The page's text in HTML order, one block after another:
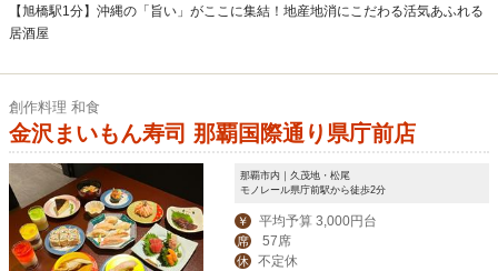
【旭橋駅1分】沖縄の「旨い」がここに集結！地産地消にこだわる活気あふれる
居酒屋
創作料理 和食
金沢まいもん寿司 那覇国際通り県庁前店
那覇市内｜久茂地・松尾
モノレール県庁前駅から徒歩2分
￥ 平均予算 3,000円台
席 57席
休 不定休